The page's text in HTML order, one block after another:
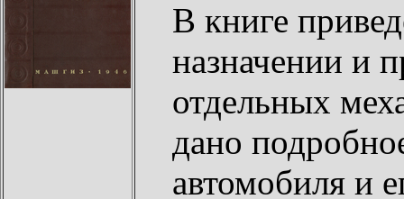
В книге
назначении и
отдельных
дано
автомобиля и